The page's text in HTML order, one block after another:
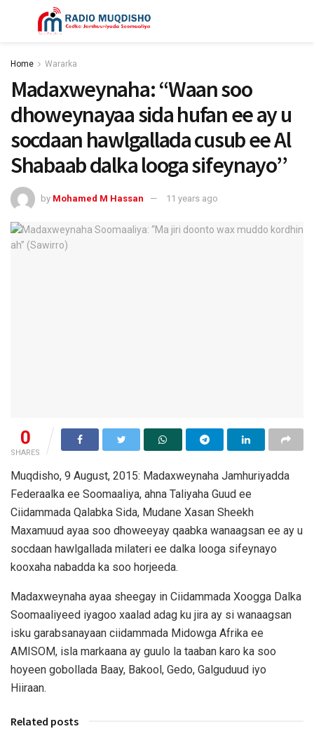
Home Wararka
Madaxweynaha: “Waan soo
dhoweynayaa sida hufan ee ay u
socdaan hawlgallada cusub ee Al
Shabaab dalka looga sifeynayo’’
by Mohamed M Hassan 11 years ago
0
SHARES
Muqdisho, 9 August, 2015: Madaxweynaha Jamhuriyadda
Federaalka ee Soomaaliya, ahna Taliyaha Guud ee
Ciidammada Qalabka Sida, Mudane Xasan Sheekh
Maxamuud ayaa soo dhoweeyay qaabka wanaagsan ee ay u
socdaan hawlgallada milateri ee dalka looga sifeynayo
kooxaha nabadda ka soo horjeeda.
Madaxweynaha ayaa sheegay in Ciidammada Xoogga Dalka
Soomaaliyeed iyagoo xaalad adag ku jira ay si wanaagsan
isku garabsanayaan ciidammada Midowga Afrika ee
AMISOM, isla markaana ay guulo la taaban karo ka soo
hoyeen gobollada Baay, Bakool, Gedo, Galguduud iyo
Hiiraan.
Related posts